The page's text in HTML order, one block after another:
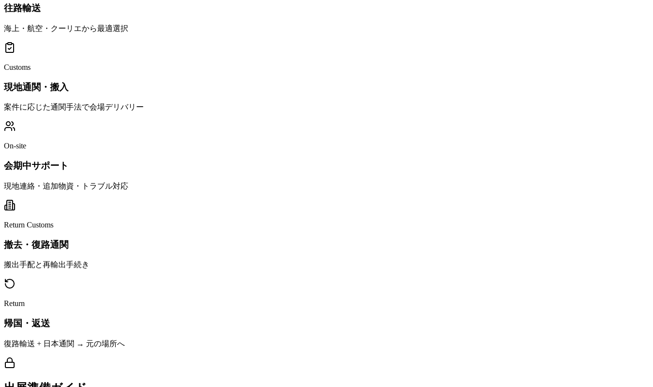
往路輸送
海上・航空・クーリエから最適選択
Customs
現地通関・搬入
案件に応じた通関手法で会場デリバリー
On-site
会期中サポート
現地連絡・追加物資・トラブル対応
Return Customs
撤去・復路通関
搬出手配と再輸出手続き
Return
帰国・返送
復路輸送 + 日本通関 → 元の場所へ